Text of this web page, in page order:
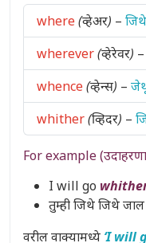
where(व्हेअर) –
wherever(व्हेरेवर) –
whence(व्हेन्स) –
whither(व्हिदर) –
For example
I will go
तुम्ही जिथे जिथे
वरील वाक्यामध्ये ‘I will